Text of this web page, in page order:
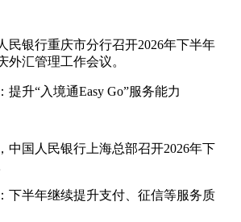
民银行重庆市分行召开2026年下半年
外汇管理工作会议。
提升“入境通Easy Go”服务能力
中国人民银行上海总部召开2026年下
下半年继续提升支付、征信等服务质